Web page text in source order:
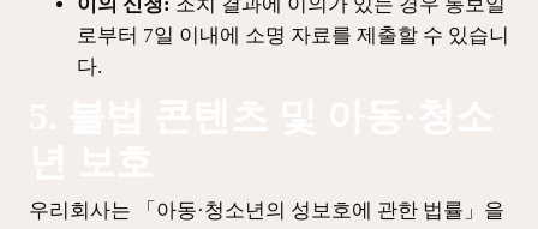
이의 신청: 조치 결과에 이의가 있는 경우 통보일
로부터 7일 이내에 소명 자료를 제출할 수 있습니
다.
우리회사는 「아동·청소년의 성보호에 관한 법률」을